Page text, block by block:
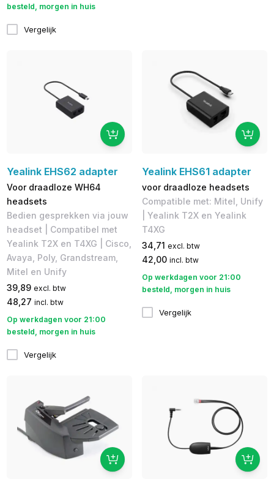
besteld, morgen in huis
Vergelijk
Yealink EHS62 adapter
Voor draadloze WH64
headsets
Bedien gesprekken via jouw
headset | Compatibel met
Yealink T2X en T4XG | Cisco,
Avaya, Poly, Grandstream,
Mitel en Unify
39,89 excl. btw
48,27 incl. btw
Op werkdagen voor 21:00
besteld, morgen in huis
Vergelijk
Yealink EHS61 adapter
voor draadloze headsets
Compatible met: Mitel, Unify
| Yealink T2X en Yealink
T4XG
34,71 excl. btw
42,00 incl. btw
Op werkdagen voor 21:00
besteld, morgen in huis
Vergelijk